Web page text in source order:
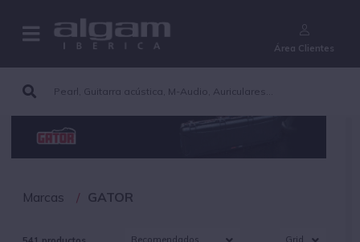
Área Clientes
Marcas GATOR